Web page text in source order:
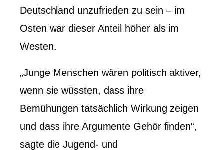
Deutschland unzufrieden zu sein – im
Osten war dieser Anteil höher als im
Westen.
„Junge Menschen wären politisch aktiver,
wenn sie wüssten, dass ihre
Bemühungen tatsächlich Wirkung zeigen
und dass ihre Argumente Gehör finden“,
sagte die Jugend- und